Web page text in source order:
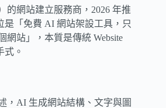
的網站建立服務商，2026 年推
是「免費 AI 網站架設工具，只
網站」，本質是傳統 Website
式。
，AI 生成網站結構、文字與圖